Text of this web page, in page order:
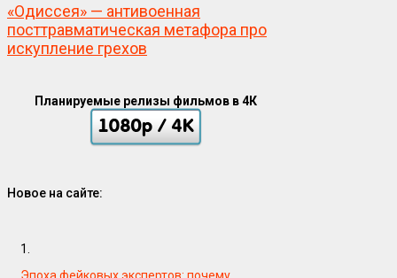
«Одиссея» — антивоенная
посттравматическая метафора про
искупление грехов
Планируемые релизы фильмов в 4К
Новое на сайте:
1.
Эпоха фейковых экспертов: почему